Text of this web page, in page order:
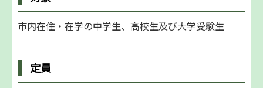
市内在住・在学の中学生、高校生及び大学受験生
定員